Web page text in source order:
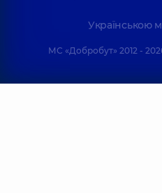
Українською
МС «Добробут» 2012 -